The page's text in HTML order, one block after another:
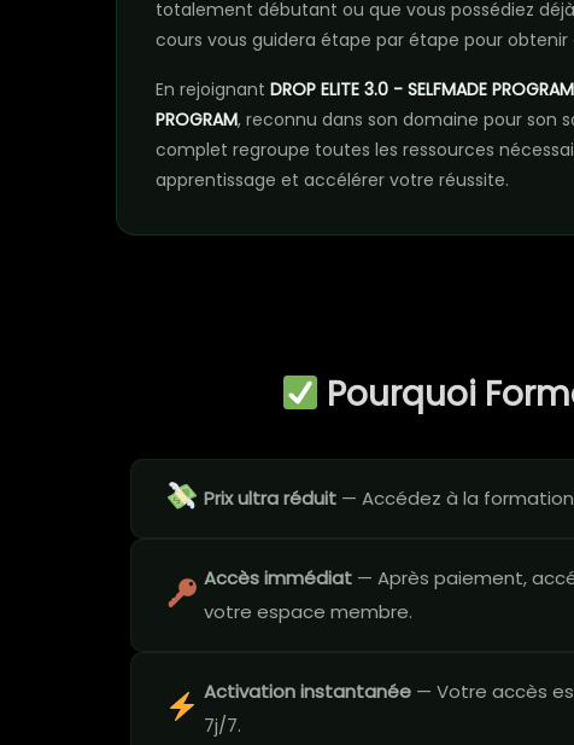
totalement débutant ou que vous possédiez
cours vous guidera étape par étape pour
En rejoignant DROP ELITE 3.0 - SELFMADE PROGRAM
PROGRAM, reconnu dans son domaine pour son
complet regroupe toutes les ressources
apprentissage et accélérer votre réussite.
Pourquoi
Prix ultra réduit — Accédez à la
Accès immédiat — Après paiement,
votre espace membre.
Activation instantanée — Votre accès
7j/7.